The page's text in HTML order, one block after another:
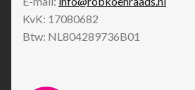
KvK: 17080682
Btw: NL804289736B01